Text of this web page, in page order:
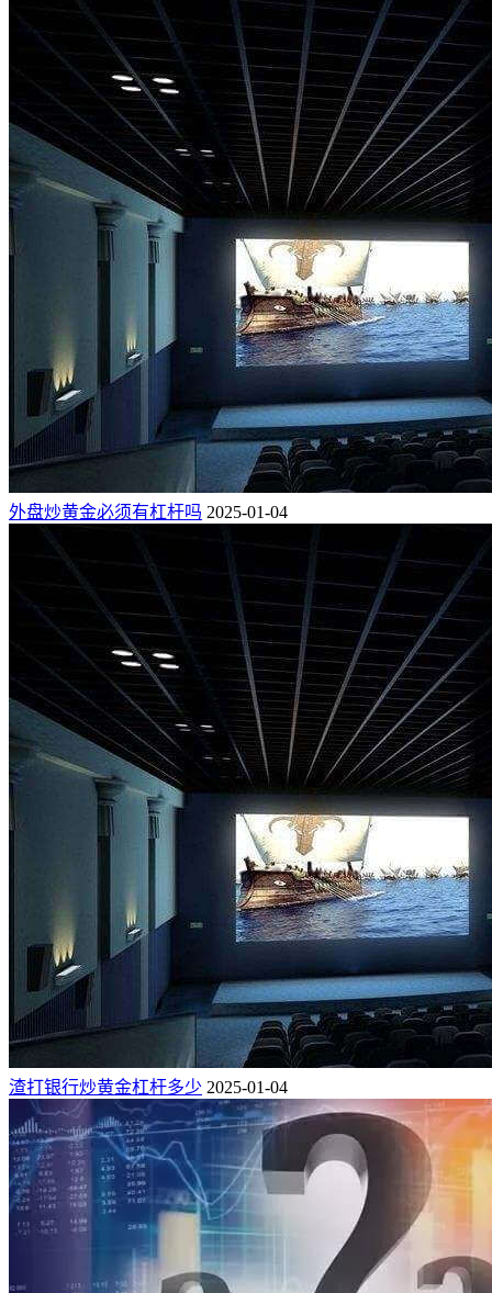
外盘炒黄金必须有杠杆吗 2025-01-04
渣打银行炒黄金杠杆多少 2025-01-04